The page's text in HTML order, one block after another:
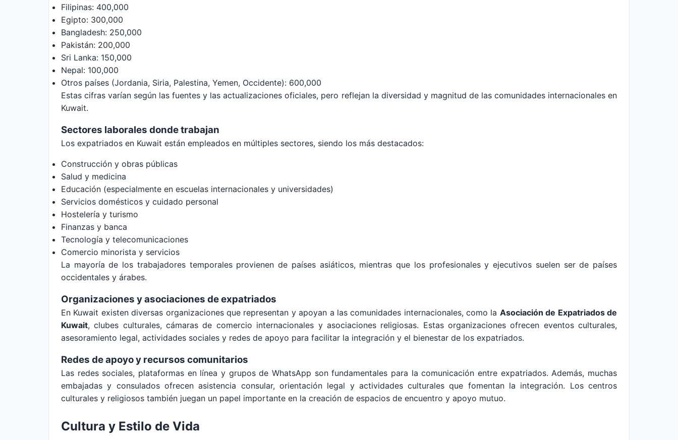
Filipinas: 400,000
Egipto: 300,000
Bangladesh: 250,000
Pakistán: 200,000
Sri Lanka: 150,000
Nepal: 100,000
Otros países (Jordania, Siria, Palestina, Yemen, Occidente): 600,000
Estas cifras varían según las fuentes y las actualizaciones oficiales, pero reflejan la diversidad y magnitud de las comunidades internacionales en
Kuwait.
Sectores laborales donde trabajan
Los expatriados en Kuwait están empleados en múltiples sectores, siendo los más destacados:
Construcción y obras públicas
Salud y medicina
Educación (especialmente en escuelas internacionales y universidades)
Servicios domésticos y cuidado personal
Hostelería y turismo
Finanzas y banca
Tecnología y telecomunicaciones
Comercio minorista y servicios
La mayoría de los trabajadores temporales provienen de países asiáticos, mientras que los profesionales y ejecutivos suelen ser de países
occidentales y árabes.
Organizaciones y asociaciones de expatriados
En Kuwait existen diversas organizaciones que representan y apoyan a las comunidades internacionales, como la Asociación de Expatriados de
Kuwait, clubes culturales, cámaras de comercio internacionales y asociaciones religiosas. Estas organizaciones ofrecen eventos culturales,
asesoramiento legal, actividades sociales y redes de apoyo para facilitar la integración y el bienestar de los expatriados.
Redes de apoyo y recursos comunitarios
Las redes sociales, plataformas en línea y grupos de WhatsApp son fundamentales para la comunicación entre expatriados. Además, muchas
embajadas y consulados ofrecen asistencia consular, orientación legal y actividades culturales que fomentan la integración. Los centros
culturales y religiosos también juegan un papel importante en la creación de espacios de encuentro y apoyo mutuo.
Cultura y Estilo de Vida